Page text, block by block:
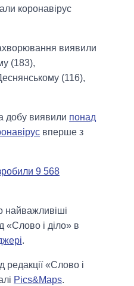
коронавірус
виявили
(183),
(116),
добу виявили понад
вперше з
9 568
найважливіші
«Слово і діло» в
.
редакції «Слово і
Pics&Maps.